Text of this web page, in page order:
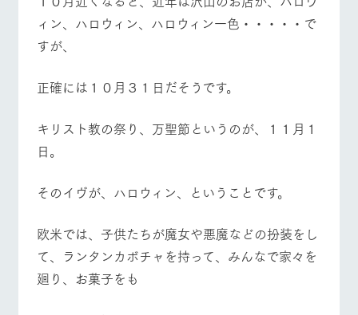
ィン、ハロウィン、ハロウィン一色・・・・・で
すが、
正確には１０月３１日だそうです。
キリスト教の祭り、万聖節というのが、１１月１
日。
そのイヴが、ハロウィン、ということです。
欧米では、子供たちが魔女や悪魔などの扮装をし
て、ランタンカボチャを持って、みんなで家々を
廻り、お菓子をも